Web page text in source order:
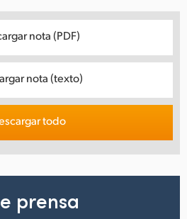
nota (PDF)
nota (texto)
todo
prensa